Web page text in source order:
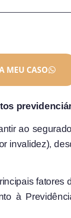
MEU CASO
ao
invalidez),
fatores
à